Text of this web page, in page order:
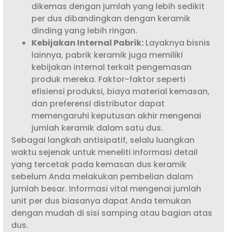
dikemas dengan jumlah yang lebih sedikit
per dus dibandingkan dengan keramik
dinding yang lebih ringan.
Kebijakan Internal Pabrik: Layaknya bisnis
lainnya, pabrik keramik juga memiliki
kebijakan internal terkait pengemasan
produk mereka. Faktor-faktor seperti
efisiensi produksi, biaya material kemasan,
dan preferensi distributor dapat
memengaruhi keputusan akhir mengenai
jumlah keramik dalam satu dus.
Sebagai langkah antisipatif, selalu luangkan
waktu sejenak untuk meneliti informasi detail
yang tercetak pada kemasan dus keramik
sebelum Anda melakukan pembelian dalam
jumlah besar. Informasi vital mengenai jumlah
unit per dus biasanya dapat Anda temukan
dengan mudah di sisi samping atau bagian atas
dus.